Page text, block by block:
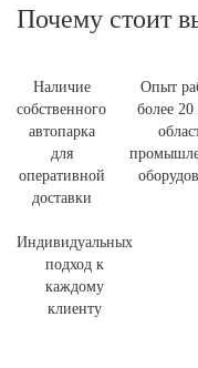
Почему стоит
Наличие
собственного
автопарка
для
оперативной
доставки
Опыт
более 20
Индивидуальных
подход к
каждому
клиенту